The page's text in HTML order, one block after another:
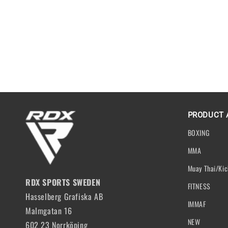
RDX SPORTS SWEDEN
Hasselberg Grafiska AB
Malmgatan 16
602 23 Norrköping
PRODUCT
BOXING
MMA
Muay Thai/
FITNESS
IMMAF
NEW